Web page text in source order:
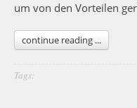
um von den Vorteilen
continue reading ...
Tags: